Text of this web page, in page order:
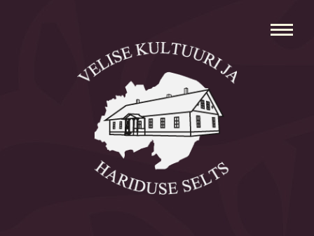
Avaleht
Aleksei Parnabas
Sillaotsa Talumuuseum